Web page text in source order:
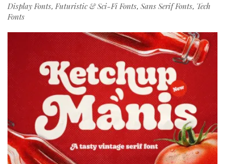
Display Fonts, Futuristic & Sci-Fi Fonts, Sans Serif Fonts, Tech
Fonts